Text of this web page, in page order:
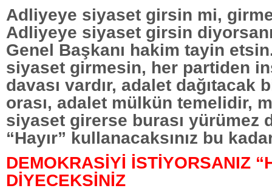
Adliyeye siyaset girsin mi,
Adliyeye siyaset girsin
Genel Başkanı hakim tayin
siyaset girmesin, her partiden
davası vardır, adalet dağıtacak
orası, adalet mülkün temelidir,
siyaset girerse burası yürümez
“Hayır” kullanacaksınız bu
DEMOKRASİYİ İSTİYORSANIZ
DİYECEKSİNİZ